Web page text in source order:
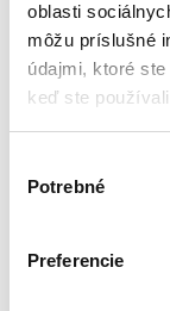
oblasti
môžu príslušné
údajmi, ktoré
keď ste
súhlasu
Potrebné
Preferencie